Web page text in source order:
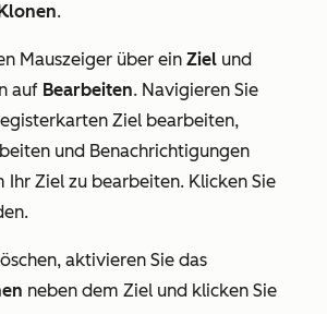
.
Mauszeiger über ein Ziel und
auf Bearbeiten. Navigieren Sie
Ziel bearbeiten,
und Benachrichtigungen
Ihr Ziel zu bearbeiten. Klicken Sie
.
aktivieren Sie das
neben dem Ziel und klicken Sie